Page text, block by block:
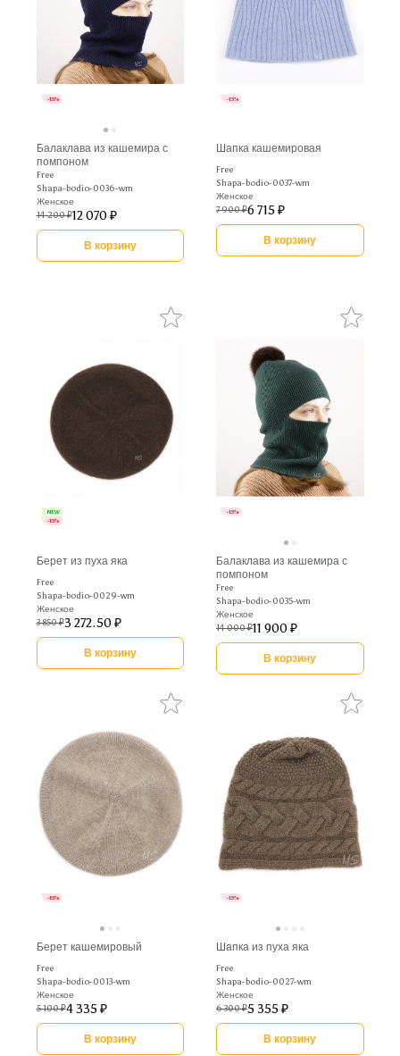
Балаклава из кашемира с
помпоном
Free
Shapa-bodio-0036-wm
Женское
14 200 ₽12 070 ₽
В корзину
-15%
Шапка кашемировая
Free
Shapa-bodio-0037-wm
Женское
7 900 ₽6 715 ₽
В корзину
-15%
Берет из пуха яка
Free
Shapa-bodio-0029-wm
Женское
3 850 ₽3 272.50 ₽
В корзину
NEW
-15%
Балаклава из кашемира с
помпоном
Free
Shapa-bodio-0035-wm
Женское
14 000 ₽11 900 ₽
В корзину
-15%
Берет кашемировый
Free
Shapa-bodio-0013-wm
Женское
5 100 ₽4 335 ₽
В корзину
-15%
Шапка из пуха яка
Free
Shapa-bodio-0027-wm
Женское
6 300 ₽5 355 ₽
В корзину
-15%